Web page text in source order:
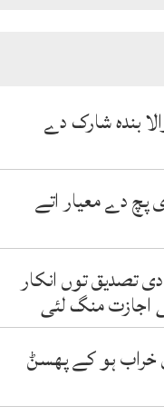
بندہ شارک دے
پچ دے معیار اتے
تصدیق توں انکار
اجازت منگ لئی
خراب ہو کے پھسݨ